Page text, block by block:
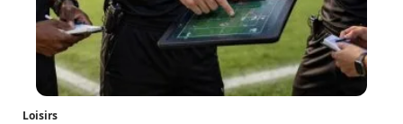
Loisirs